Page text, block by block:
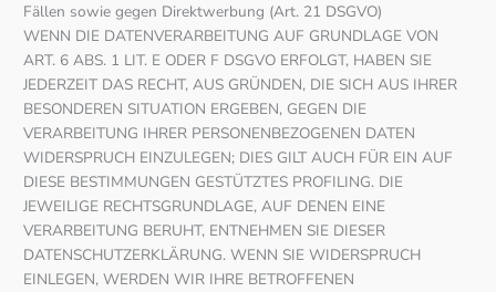
Fällen sowie gegen Direktwerbung (Art. 21 DSGVO)
WENN DIE DATENVERARBEITUNG AUF GRUNDLAGE VON
ART. 6 ABS. 1 LIT. E ODER F DSGVO ERFOLGT, HABEN SIE
JEDERZEIT DAS RECHT, AUS GRÜNDEN, DIE SICH AUS IHRER
BESONDEREN SITUATION ERGEBEN, GEGEN DIE
VERARBEITUNG IHRER PERSONENBEZOGENEN DATEN
WIDERSPRUCH EINZULEGEN; DIES GILT AUCH FÜR EIN AUF
DIESE BESTIMMUNGEN GESTÜTZTES PROFILING. DIE
JEWEILIGE RECHTSGRUNDLAGE, AUF DENEN EINE
VERARBEITUNG BERUHT, ENTNEHMEN SIE DIESER
DATENSCHUTZERKLÄRUNG. WENN SIE WIDERSPRUCH
EINLEGEN, WERDEN WIR IHRE BETROFFENEN